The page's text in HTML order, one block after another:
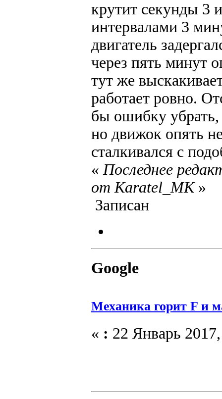
крутит секунды 3
интервалами 3
двигатель
через пять минут
тут же
работает ровно.
бы ошибку убрать,
но движок опять
сталкивался с
«Последнее
от Karatel_MK»
Записан
Google
Механика горит F и
« : 22 Январь